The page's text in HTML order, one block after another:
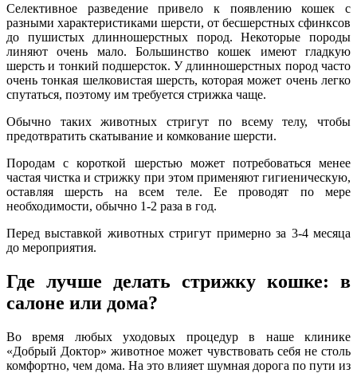
Селективное разведение привело к появлению кошек с
разными характеристиками шерсти, от бесшерстных сфинксов
до пушистых длинношерстных пород. Некоторые породы
линяют очень мало. Большинство кошек имеют гладкую
шерсть и тонкий подшерсток. У длинношерстных пород часто
очень тонкая шелковистая шерсть, которая может очень легко
спутаться, поэтому им требуется стрижка чаще.
Обычно таких животных стригут по всему телу, чтобы
предотвратить скатывание и комкование шерсти.
Породам с короткой шерстью может потребоваться менее
частая чистка и стрижку при этом применяют гигиеническую,
оставляя шерсть на всем теле. Ее проводят по мере
необходимости, обычно 1-2 раза в год.
Перед выставкой животных стригут примерно за 3-4 месяца
до мероприятия.
Где лучше делать стрижку кошке: в
салоне или дома?
Во время любых уходовых процедур в наше клинике
«Добрый Доктор» животное может чувствовать себя не столь
комфортно, чем дома. На это влияет шумная дорога по пути из